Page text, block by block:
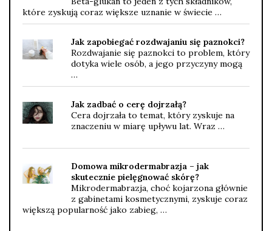
które zyskują coraz większe uznanie w świecie …
Jak zapobiegać rozdwajaniu się paznokci?
Rozdwajanie się paznokci to problem, który
dotyka wiele osób, a jego przyczyny mogą
…
Jak zadbać o cerę dojrzałą?
Cera dojrzała to temat, który zyskuje na
znaczeniu w miarę upływu lat. Wraz …
Domowa mikrodermabrazja – jak
skutecznie pielęgnować skórę?
Mikrodermabrazja, choć kojarzona głównie
z gabinetami kosmetycznymi, zyskuje coraz
większą popularność jako zabieg, …